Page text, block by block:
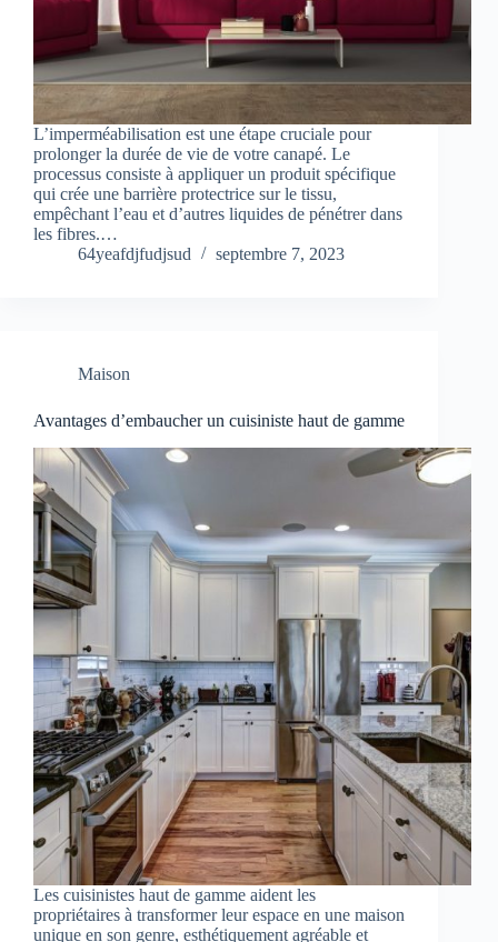
L’imperméabilisation est une étape cruciale pour
prolonger la durée de vie de votre canapé. Le
processus consiste à appliquer un produit spécifique
qui crée une barrière protectrice sur le tissu,
empêchant l’eau et d’autres liquides de pénétrer dans
les fibres.…
64yeafdjfudjsud
septembre 7, 2023
Maison
Avantages d’embaucher un cuisiniste haut de gamme
Les cuisinistes haut de gamme aident les
propriétaires à transformer leur espace en une maison
unique en son genre, esthétiquement agréable et